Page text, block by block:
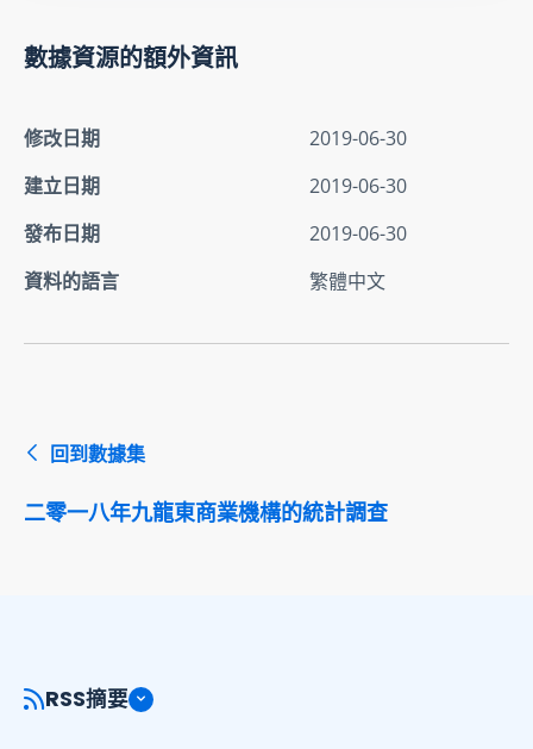
數據資源的額外資訊
修改日期
2019-06-30
建立日期
2019-06-30
發布日期
2019-06-30
資料的語言
繁體中文
回到數據集
二零一八年九龍東商業機構的統計調查
RSS摘要